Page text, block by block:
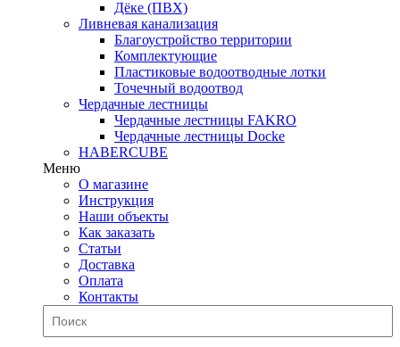
Дёке (ПВХ)
Ливневая канализация
Благоустройство территории
Комплектующие
Пластиковые водоотводные лотки
Точечный водоотвод
Чердачные лестницы
Чердачные лестницы FAKRO
Чердачные лестницы Docke
HABERCUBE
Меню
О магазине
Инструкция
Наши объекты
Как заказать
Статьи
Доставка
Оплата
Контакты